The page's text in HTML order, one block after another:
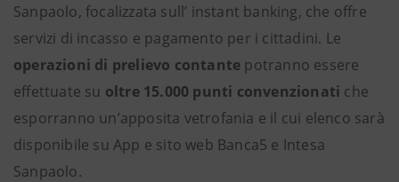
Sanpaolo, focalizzata sull’ instant banking, che offre
servizi di incasso e pagamento per i cittadini. Le
operazioni di prelievo contante potranno essere
effettuate su oltre 15.000 punti convenzionati che
esporranno un’apposita vetrofania e il cui elenco sarà
disponibile su App e sito web Banca5 e Intesa
Sanpaolo.